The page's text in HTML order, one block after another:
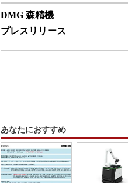
DMG 森精機
プレスリリース
あなたにおすすめ